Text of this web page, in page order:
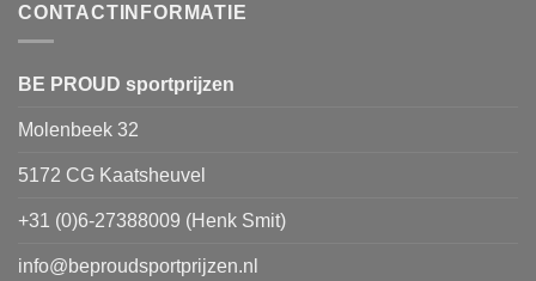
CONTACTINFORMATIE
BE PROUD sportprijzen
Molenbeek 32
5172 CG Kaatsheuvel
+31 (0)6-27388009 (Henk Smit)
info@beproudsportprijzen.nl